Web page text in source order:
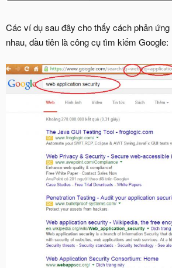
Các ví dụ sau đây cho thấy cách phản
nhau, đầu tiên là công cụ tìm kiếm Google: